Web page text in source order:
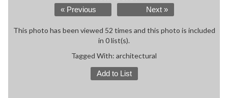
« Previous Next »
This photo has been viewed 52 times and this photo is included
in 0 list(s).
Tagged With: architectural
Add to List